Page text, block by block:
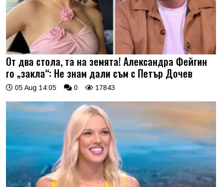
От два стола, та на земята! Александра Фейгин
го „закла“: Не знам дали съм с Петър Дочев
05 Aug 14:05 0 17843